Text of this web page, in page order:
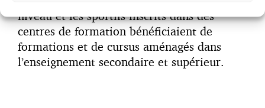
niveau et les sportifs inscrits dans des
centres de formation bénéficiaient de
formations et de cursus aménagés dans
l’enseignement secondaire et supérieur.